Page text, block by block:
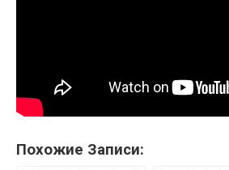
Похожие Записи: